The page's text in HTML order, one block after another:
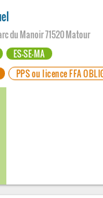
du Manoir 71520 Matour
ES-SE-MA
PPS ou licence FFA